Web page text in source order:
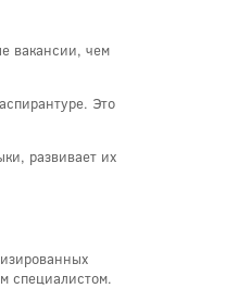
вакансии, чем
Это
развивает их
специалистом.